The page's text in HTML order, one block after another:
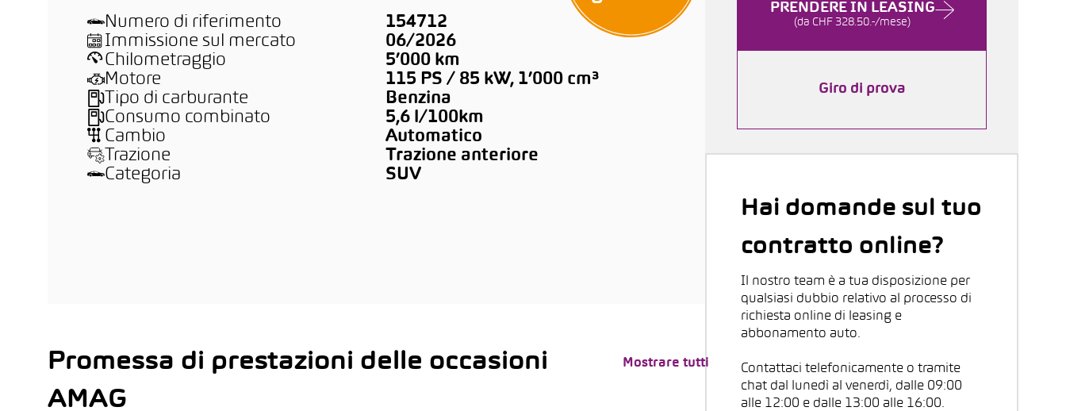
Numero di riferimento
154712
Immissione sul mercato
06/2026
Chilometraggio
5’000 km
Motore
115 PS / 85 kW, 1’000 cm³
Tipo di carburante
Benzina
Consumo combinato
5,6 l/100km
Cambio
Automatico
Trazione
Trazione anteriore
Categoria
SUV
Promessa di prestazioni delle occasioni
AMAG
Mostrare tutti
PRENDERE IN LEASING
(da CHF 328.50.-/mese)
Giro di prova
Hai domande sul tuo
contratto online?
Il nostro team è a tua disposizione per
qualsiasi dubbio relativo al processo di
richiesta online di leasing e
abbonamento auto.
Contattaci telefonicamente o tramite
chat dal lunedì al venerdì, dalle 09:00
alle 12:00 e dalle 13:00 alle 16:00.